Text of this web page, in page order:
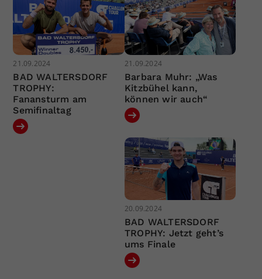
21.09.2024
BAD WALTERSDORF
TROPHY:
Fanansturm am
Semifinaltag
21.09.2024
Barbara Muhr: „Was
Kitzbühel kann,
können wir auch“
20.09.2024
BAD WALTERSDORF
TROPHY: Jetzt geht’s
ums Finale